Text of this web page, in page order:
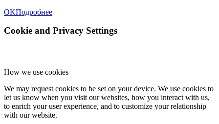
OKПодробнее
Cookie and Privacy Settings
How we use cookies
We may request cookies to be set on your device. We use cookies to
let us know when you visit our websites, how you interact with us,
to enrich your user experience, and to customize your relationship
with our website.